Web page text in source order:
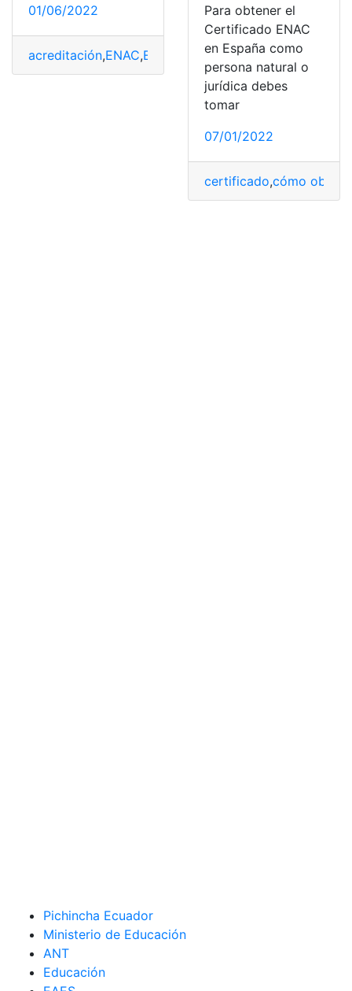
01/06/2022
acreditación,ENAC,España importancia Internacional
Para obtener el
Certificado ENAC
en España como
persona natural o
jurídica debes
tomar
07/01/2022
certificado,cómo
Pichincha Ecuador
Ministerio de Educación
ANT
Educación